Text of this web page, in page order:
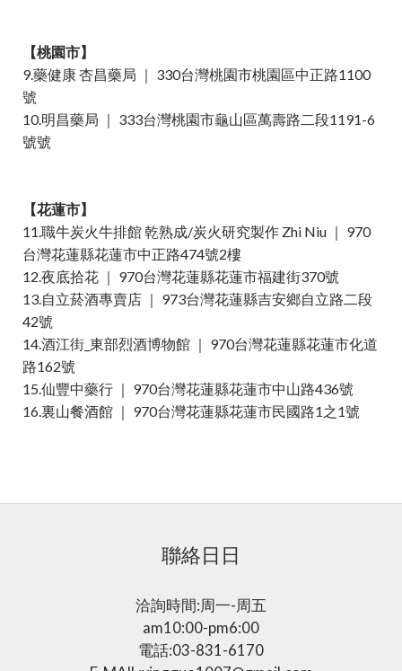
【桃園市】
9.藥健康 杏昌藥局 ｜ 330台灣桃園市桃園區中正路1100
號
10.明昌藥局 ｜ 333台灣桃園市龜山區萬壽路二段1191-6
號號
【花蓮市】
11.職牛炭火牛排館 乾熟成/炭火研究製作 Zhi Niu ｜ 970
台灣花蓮縣花蓮市中正路474號2樓
12.夜底拾花 ｜ 970台灣花蓮縣花蓮市福建街370號
13.自立菸酒專賣店 ｜ 973台灣花蓮縣吉安鄉自立路二段
42號
14.酒江街_東部烈酒博物館 ｜ 970台灣花蓮縣花蓮市化道
路162號
15.仙豐中藥行 ｜ 970台灣花蓮縣花蓮市中山路436號
16.裏山餐酒館 ｜ 970台灣花蓮縣花蓮市民國路1之1號
聯絡日日
洽詢時間:周一-周五
am10:00-pm6:00
電話:03-831-6170